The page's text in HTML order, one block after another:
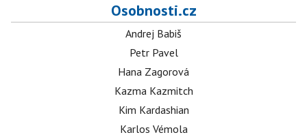
Osobnosti.cz
Andrej Babiš
Petr Pavel
Hana Zagorová
Kazma Kazmitch
Kim Kardashian
Karlos Vémola